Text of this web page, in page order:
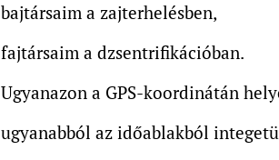
bajtársaim a zajterhelésben,
fajtársaim a dzsentrifikációban.
Ugyanazon a GPS-koordinátán
ugyanabból az időablakból